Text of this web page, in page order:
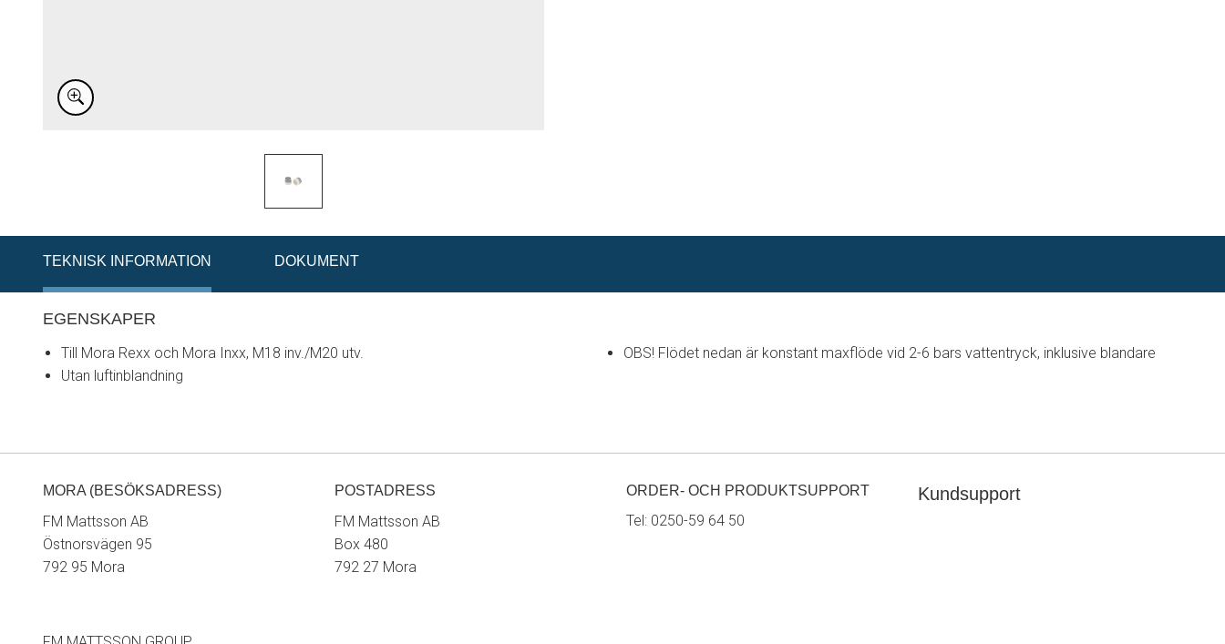
TEKNISK INFORMATION DOKUMENT
EGENSKAPER
Till Mora Rexx och Mora Inxx, M18 inv./M20 utv.
Utan luftinblandning
OBS! Flödet nedan är konstant maxflöde vid 2-6 bars vattentryck, inklusive blandare
MORA (BESÖKSADRESS)
FM Mattsson AB
Östnorsvägen 95
792 95 Mora
POSTADRESS
FM Mattsson AB
Box 480
792 27 Mora
ORDER- OCH PRODUKTSUPPORT
Tel: 0250-59 64 50
Kundsupport